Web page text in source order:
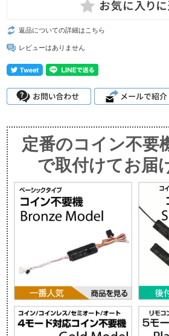
返品についての詳細はこちら
レビューはありません
定番のコイン不要
で取付けてお届